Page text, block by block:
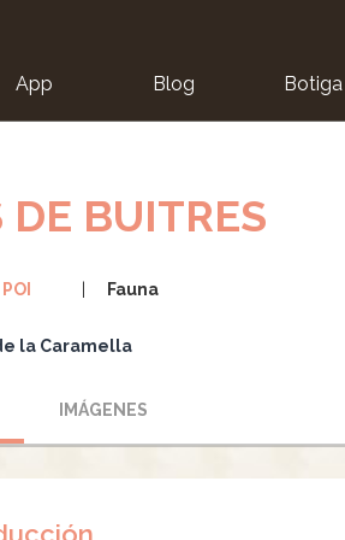
App Blog Botiga
DE BUITRES
Fauna
la Caramella
IMÁGENES